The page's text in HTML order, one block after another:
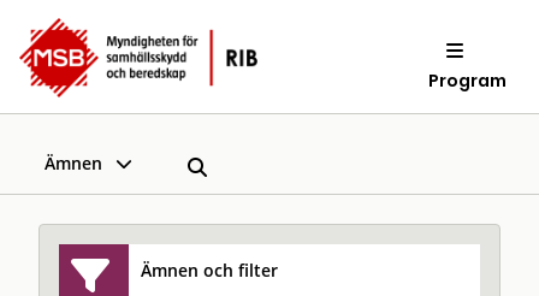
Program
Ämnen
Ämnen och filter